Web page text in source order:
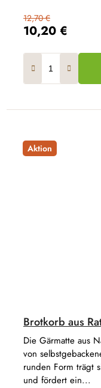
10,20 €
12,70 €
Aktion
Brotkorb aus
Die Gärmatte aus
von
runden Form trägt
und fördert ein...